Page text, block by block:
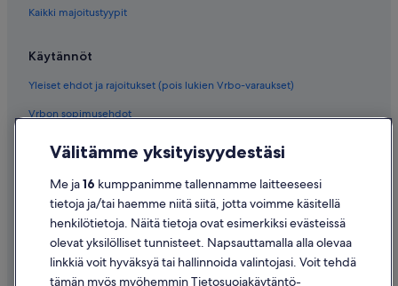
Kaikki majoitustyypit
Käytännöt
Yleiset ehdot ja rajoitukset (pois lukien Vrbo-varaukset)
Vrbon sopimusehdot
Evästeet
Käyttöehdot
Oikeudelliset tiedot / ota meihin yhteyttä
Välitämme yksityisyydestäsi
Me ja16 kumppanimme tallennamme laitteeseesi
tietoja ja/tai haemme niitä siitä, jotta voimme käsitellä
henkilötietoja. Näitä tietoja ovat esimerkiksi evästeissä
olevat yksilölliset tunnisteet. Napsauttamalla alla olevaa
linkkiä voit hyväksyä tai hallinnoida valintojasi. Voit tehdä
tämän myös myöhemmin Tietosuojakäytäntö-